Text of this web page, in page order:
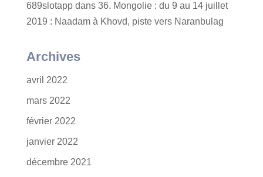
689slotappdans 36. Mongolie : du 9 au 14 juillet
2019 : Naadam à Khovd, piste vers Naranbulag
Archives
avril 2022
mars 2022
février 2022
janvier 2022
décembre 2021